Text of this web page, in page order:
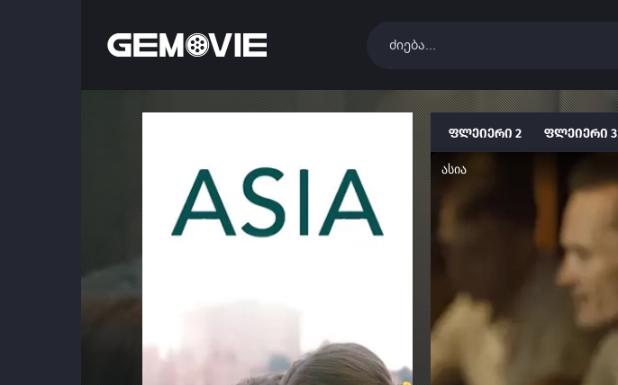
ფლეიერი 2 ფლეიერი 3